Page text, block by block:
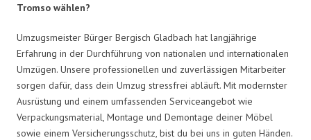
Tromso wählen?
Umzugsmeister Bürger Bergisch Gladbach hat langjährige
Erfahrung in der Durchführung von nationalen und internationalen
Umzügen. Unsere professionellen und zuverlässigen Mitarbeiter
sorgen dafür, dass dein Umzug stressfrei abläuft. Mit modernster
Ausrüstung und einem umfassenden Serviceangebot wie
Verpackungsmaterial, Montage und Demontage deiner Möbel
sowie einem Versicherungsschutz, bist du bei uns in guten Händen.